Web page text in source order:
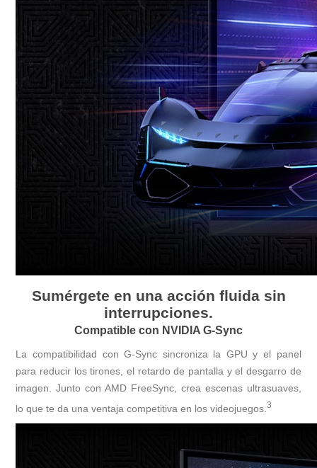
Sumérgete en una acción fluida sin
interrupciones.
Compatible con NVIDIA G-Sync
La compatibilidad con G-Sync sincroniza la GPU y el panel
para reducir los tirones, el retardo de pantalla y el desgarro de
imagen. Junto con AMD FreeSync, crea escenas ultrasuaves,
lo que te da una ventaja competitiva en los videojuegos.3